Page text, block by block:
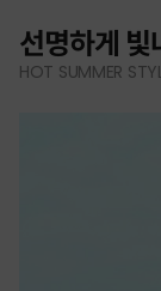
선명하게 빛
HOT SUMMER